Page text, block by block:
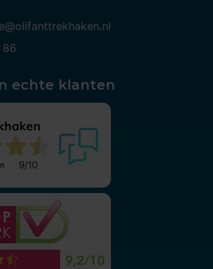
86
echte klanten